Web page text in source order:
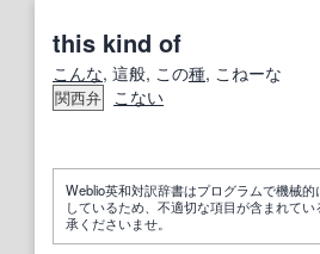
this kind of
こんな, 這般, この種, こねーな
関西弁 こない
Weblio英和対訳辞書はプログラムで機械
しているため、不適切な項目が含まれて
承くださいませ。